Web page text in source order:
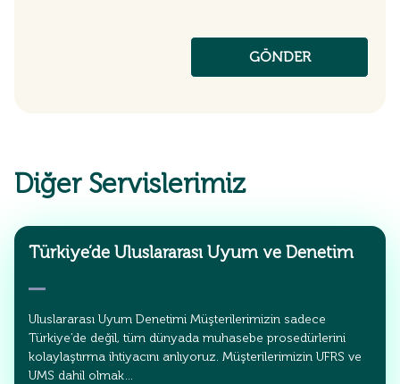
Diğer Servislerimiz
Türkiye’de Uluslararası Uyum ve Denetim
Uluslararası Uyum Denetimi Müşterilerimizin sadece
Türkiye’de değil, tüm dünyada muhasebe prosedürlerini
kolaylaştırma ihtiyacını anlıyoruz. Müşterilerimizin UFRS ve
UMS dahil olmak…